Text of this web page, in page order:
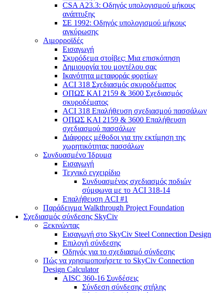
CSA A23.3: Οδηγός υπολογισμού μήκους
ανάπτυξης
ΣΕ 1992: Οδηγός υπολογισμού μήκους
αγκύρωσης
Αιμορροϊδές
Εισαγωγή
Σκυρόδεμα στοίβες: Μια επισκόπηση
Δημιουργία του μοντέλου σας
Ικανότητα μεταφοράς φορτίων
ACI 318 Σχεδιασμός σκυροδέματος
ΟΠΩΣ ΚΑΙ 2159 & 3600 Σχεδιασμός
σκυροδέματος
ACI 318 Επαλήθευση σχεδιασμού πασσάλων
ΟΠΩΣ ΚΑΙ 2159 & 3600 Επαλήθευση
σχεδιασμού πασσάλων
Διάφορες μέθοδοι για την εκτίμηση της
χωρητικότητας πασσάλων
Συνδυασμένο Ίδρυμα
Εισαγωγή
Τεχνικό εγχειρίδιο
Συνδυασμένος σχεδιασμός ποδιών
σύμφωνα με το ACI 318-14
Επαλήθευση ACI #1
Παράδειγμα Walkthrough Project Foundation
Σχεδιασμός σύνδεσης SkyCiv
Ξεκινώντας
Εισαγωγή στο SkyCiv Steel Connection Design
Επιλογή σύνδεσης
Οδηγός για το σχεδιασμό σύνδεσης
Πώς να χρησιμοποιήσετε το SkyCiv Connection
Design Calculator
AISC 360-16 Συνδέσεις
Σύνδεση σύνδεσης στήλης